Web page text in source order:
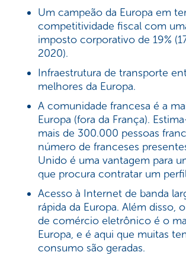
Um campeão da Europa em
competitividade fiscal com
imposto corporativo de 19%
2020).
Infraestrutura de transporte
melhores da Europa.
A comunidade francesa é a
Europa (fora da França).
mais de 300.000 pessoas
número de franceses
Unido é uma vantagem para
que procura contratar um
Acesso à Internet de banda
rápida da Europa. Além disso,
de comércio eletrônico é o
Europa, e é aqui que muitas
consumo são geradas.